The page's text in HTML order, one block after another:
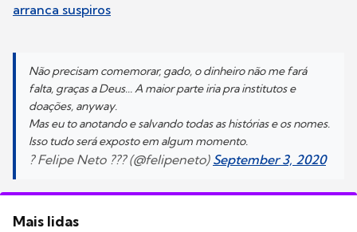
arranca suspiros
Não precisam comemorar, gado, o dinheiro não me fará
falta, graças a Deus... A maior parte iria pra institutos e
doações, anyway.
Mas eu to anotando e salvando todas as histórias e os nomes.
Isso tudo será exposto em algum momento.
? Felipe Neto ??? (@felipeneto) September 3, 2020
Mais lidas